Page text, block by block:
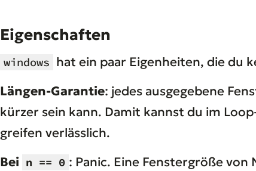
Eigenschaften
windows hat ein paar Eigenheiten, die du
Längen-Garantie: jedes ausgegebene
kürzer sein kann. Damit kannst du im
greifen verlässlich.
Bei n == 0 : Panic. Eine Fenstergröße